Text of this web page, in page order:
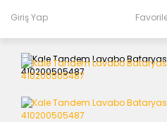
Giriş Yap